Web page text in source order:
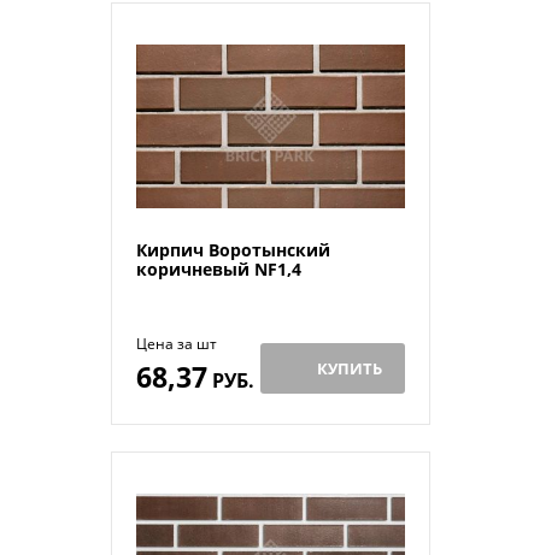
Кирпич Воротынский
коричневый NF1,4
Цена за шт
68,37 РУБ. КУПИТЬ